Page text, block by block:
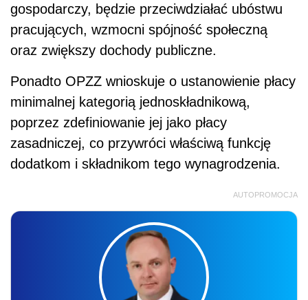
gospodarczy, będzie przeciwdziałać ubóstwu
pracujących, wzmocni spójność społeczną
oraz zwiększy dochody publiczne.
Ponadto OPZZ wnioskuje o ustanowienie płacy
minimalnej kategorią jednoskładnikową,
poprzez zdefiniowanie jej jako płacy
zasadniczej, co przywróci właściwą funkcję
dodatkom i składnikom tego wynagrodzenia.
AUTOPROMOCJA